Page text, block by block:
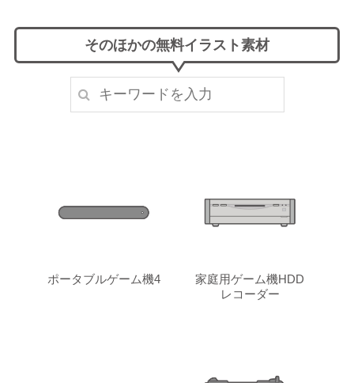
そのほかの無料イラスト素材
ポータブルゲーム機4
家庭用ゲーム機HDD
レコーダー